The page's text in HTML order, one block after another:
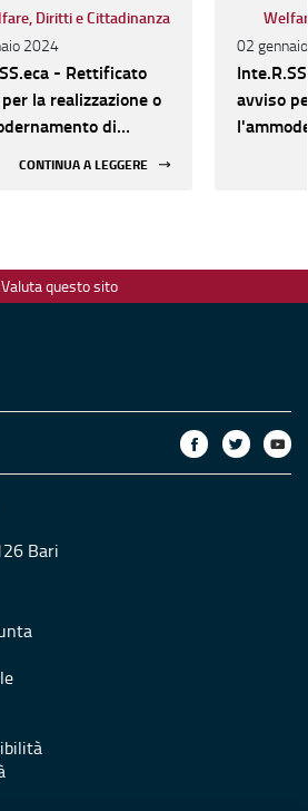
Diritti e Cittadinanza
2024
- Rettificato
la realizzazione o
di
CONTINUA A LEGGERE
02
avviso
Valuta questo sito
Bari